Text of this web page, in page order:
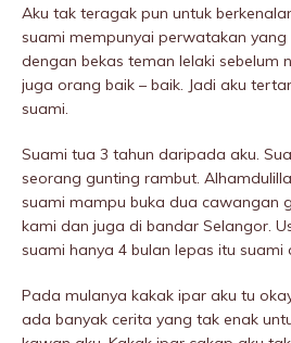
Aku tak teragak pun untuk
suami mempunyai perwatakan yang
dengan bekas teman lelaki sebelum
juga orang baik – baik. Jadi aku
suami.
Suami tua 3 tahun daripada aku.
seorang gunting rambut.
suami mampu buka dua cawangan
kami dan juga di bandar Selangor.
suami hanya 4 bulan lepas itu suami
Pada mulanya kakak ipar aku tu
ada banyak cerita yang tak enak